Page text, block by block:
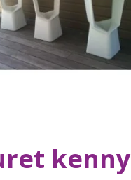
kenny